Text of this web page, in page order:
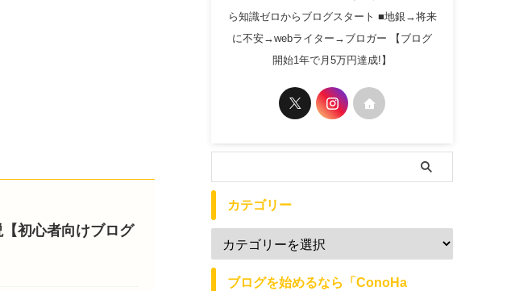
初心者向けブログ
ら知識ゼロからブログスタート ■地銀→将来
に不安→webライター→ブロガー 【ブログ
開始1年で月5万円達成!】
カテゴリー
ブログを始めるなら「ConoHa